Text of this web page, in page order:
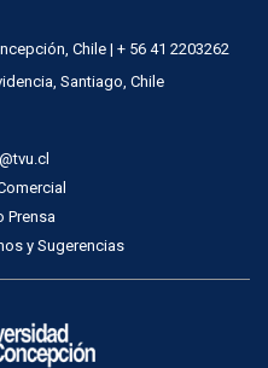
Chile | + 56 41 2203262
Santiago, Chile
Prensa
y Sugerencias